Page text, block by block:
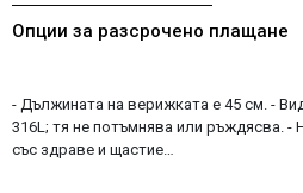
Опции за разсрочено плащане
- Дължината на верижката е 45 см. -
316L; тя не потъмнява или ръждясва. -
със здраве и щастие…